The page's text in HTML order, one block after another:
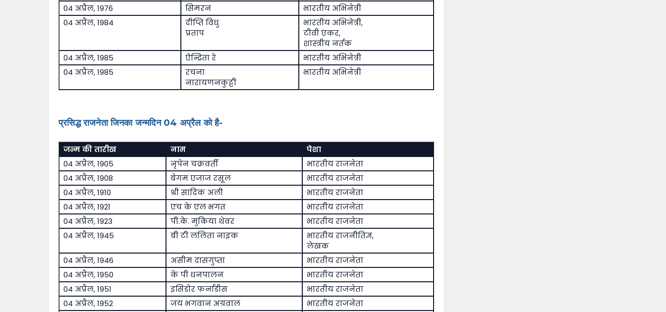
04 अप्रैल, 1976
सिमरन
भारतीय अभिनेत्री
04 अप्रैल, 1984
दीप्ति विधु
प्रताप
भारतीय अभिनेत्री,
टीवी एंकर,
शास्त्रीय नर्तक
04 अप्रैल, 1985
ऐन्द्रिता रे
भारतीय अभिनेत्री
04 अप्रैल, 1985
रचना
नारायणनकुट्टी
भारतीय अभिनेत्री
प्रसिद्ध राजनेता जिनका जन्मदिन 04 अप्रैल को है-
जन्म की तारीख नाम
पेशा
04 अप्रैल, 1905
नृपेन चक्रवर्ती
भारतीय राजनेता
04 अप्रैल, 1908
बेगम एजाज रसूल
भारतीय राजनेता
04 अप्रैल, 1910
श्री सादिक अली
भारतीय राजनेता
04 अप्रैल, 1921
एच के एल भगत
भारतीय राजनेता
04 अप्रैल, 1923
पी.के. मुकिया थेवर
भारतीय राजनेता
04 अप्रैल, 1945
बी टी ललिता नाइक
भारतीय राजनीतिज्ञ,
लेखक
04 अप्रैल, 1946
असीम दासगुप्ता
भारतीय राजनेता
04 अप्रैल, 1950
के पी धनपालन
भारतीय राजनेता
04 अप्रैल, 1951
इसिडोर फर्नांडीस
भारतीय राजनेता
04 अप्रैल, 1952
जय भगवान अग्रवाल
भारतीय राजनेता